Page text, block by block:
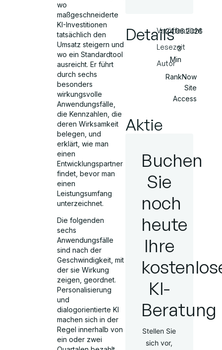
wo
maßgeschneiderte
KI-Investitionen
tatsächlich den
Umsatz steigern und
wo ein Standardtool
ausreicht. Er führt
durch sechs
besonders
wirkungsvolle
Anwendungsfälle,
die Kennzahlen, die
deren Wirksamkeit
belegen, und
erklärt, wie man
einen
Entwicklungspartner
findet, bevor man
einen
Leistungsumfang
unterzeichnet.
Die folgenden
sechs
Anwendungsfälle
sind nach der
Geschwindigkeit, mit
der sie Wirkung
zeigen, geordnet.
Personalisierung
und
dialogorientierte KI
machen sich in der
Regel innerhalb von
ein oder zwei
DetailsVeröffentlicht
Lesezeit
Autor
24.06.2026
3
Min
RankNow
Site
Access
Aktie
Buchen
Sie
noch
heute
Ihre
KI-
Beratung
Stellen Sie
sich vor,